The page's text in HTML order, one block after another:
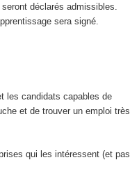
déclarés admissibles.
sera signé.
les candidats capables de
et de trouver un emploi très
qui les intéressent (et pas